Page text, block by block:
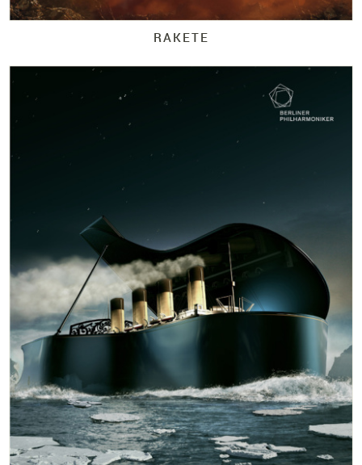
RAKETE